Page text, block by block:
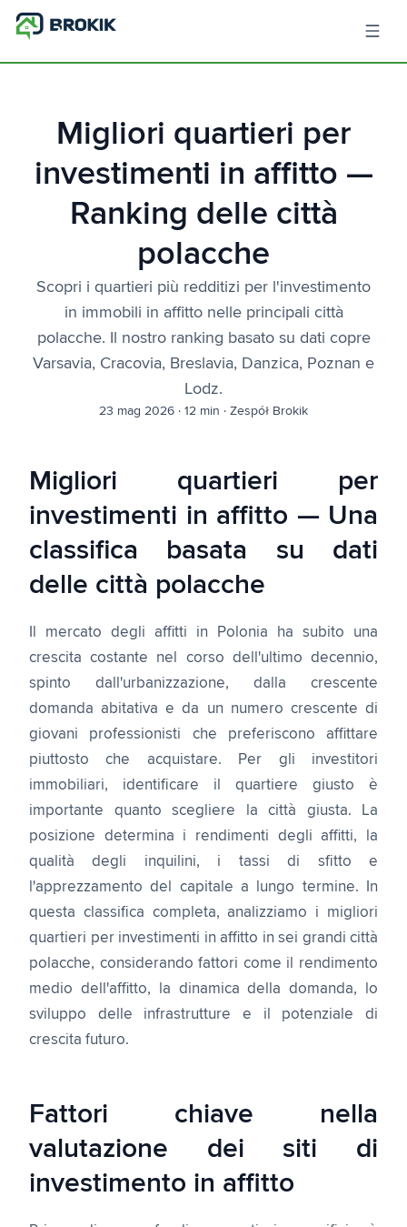
Migliori quartieri per
investimenti in affitto —
Ranking delle città
polacche
Scopri i quartieri più redditizi per l'investimento
in immobili in affitto nelle principali città
polacche. Il nostro ranking basato su dati copre
Varsavia, Cracovia, Breslavia, Danzica, Poznan e
Lodz.
23 mag 2026 · 12 min · Zespół Brokik
Migliori quartieri per
investimenti in affitto — Una
classifica basata su dati
delle città polacche
Il mercato degli affitti in Polonia ha subito una
crescita costante nel corso dell'ultimo decennio,
spinto dall'urbanizzazione, dalla crescente
domanda abitativa e da un numero crescente di
giovani professionisti che preferiscono affittare
piuttosto che acquistare. Per gli investitori
immobiliari, identificare il quartiere giusto è
importante quanto scegliere la città giusta. La
posizione determina i rendimenti degli affitti, la
qualità degli inquilini, i tassi di sfitto e
l'apprezzamento del capitale a lungo termine. In
questa classifica completa, analizziamo i migliori
quartieri per investimenti in affitto in sei grandi città
polacche, considerando fattori come il rendimento
medio dell'affitto, la dinamica della domanda, lo
sviluppo delle infrastrutture e il potenziale di
crescita futuro.
Fattori chiave nella
valutazione dei siti di
investimento in affitto